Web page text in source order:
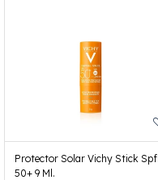
Protector Solar Vichy Stick Spf
50+ 9 Ml.